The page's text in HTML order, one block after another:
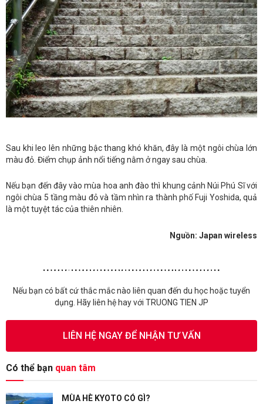
Sau khi leo lên những bậc thang khó khăn, đây là một ngôi chùa lớn
màu đỏ. Điểm chụp ảnh nổi tiếng nằm ở ngay sau chùa.
Nếu bạn đến đây vào mùa hoa anh đào thì khung cảnh Núi Phú Sĩ với
ngôi chùa 5 tầng màu đỏ và tầm nhìn ra thành phố Fuji Yoshida, quả
là một tuyệt tác của thiên nhiên.
Nguồn: Japan wireless
Nếu bạn có bất cứ thắc mắc nào liên quan đến du học hoặc tuyển
dụng. Hãy liên hệ hay với TRUONG TIEN JP
LIÊN HỆ NGAY ĐỂ NHẬN TƯ VẤN
Có thể bạn quan tâm
MÙA HÈ KYOTO CÓ GÌ?